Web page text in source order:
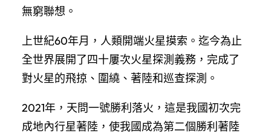
無窮聯想。
上世紀60年月，人類開端火星摸索。迄今為止
全世界展開了四十屢次火星探測義務，完成了
對火星的飛掠、圍繞、著陸和巡查探測。
2021年，天問一號勝利落火，這是我國初次完
成地內行星著陸，使我國成為第二個勝利著陸